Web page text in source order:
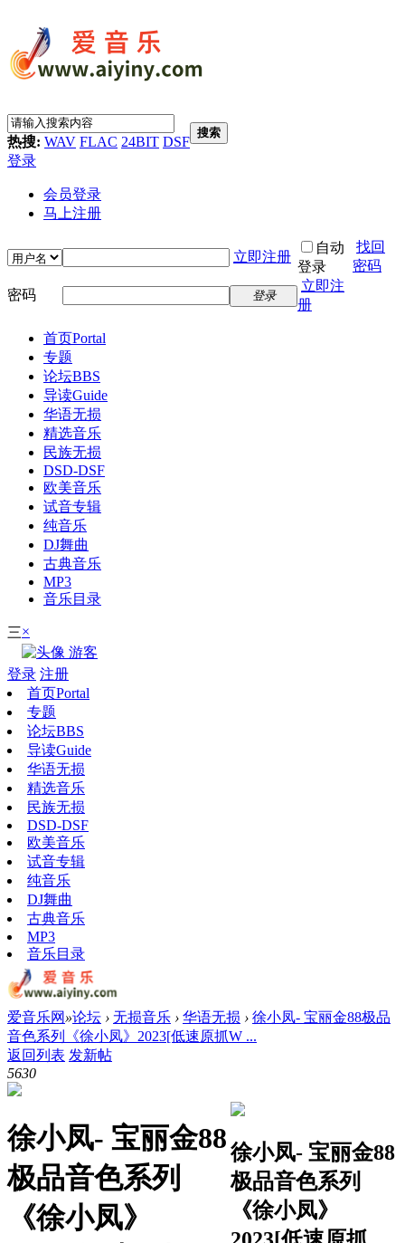
热搜: WAV FLAC 24BIT DSF
搜索
登录
会员登录
马上注册
立即注册
自动
登录
找回
密码
密码
登录
立即注
册
首页Portal
专题
论坛BBS
导读Guide
华语无损
精选音乐
民族无损
DSD-DSF
欧美音乐
试音专辑
纯音乐
DJ舞曲
古典音乐
MP3
音乐目录
三×
游客
登录 注册
首页Portal
专题
论坛BBS
导读Guide
华语无损
精选音乐
民族无损
DSD-DSF
欧美音乐
试音专辑
纯音乐
DJ舞曲
古典音乐
MP3
音乐目录
爱音乐网 »论坛 › 无损音乐 › 华语无损 › 徐小凤- 宝丽金88极品
音色系列《徐小凤》2023[低速原抓W ...
返回列表 发新帖
5630
徐小凤- 宝丽金88
极品音色系列
《徐小凤》
徐小凤- 宝丽金88
极品音色系列
《徐小凤》